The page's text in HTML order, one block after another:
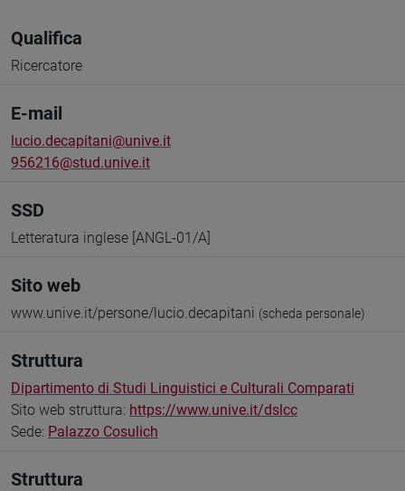
Qualifica
Ricercatore
E-mail
lucio.decapitani@unive.it
956216@stud.unive.it
SSD
Letteratura inglese [ANGL-01/A]
Sito web
www.unive.it/persone/lucio.decapitani (scheda personale)
Struttura
Dipartimento di Studi Linguistici e Culturali Comparati
Sito web struttura: https://www.unive.it/dslcc
Sede: Palazzo Cosulich
Struttura